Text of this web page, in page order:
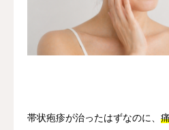
帯状疱疹が治ったはずなのに、
その他
简体中文 日本語 English